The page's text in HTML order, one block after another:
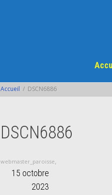
Accueil DSCN6886
DSCN6886
webmaster_paroisse,
15 octobre
2023